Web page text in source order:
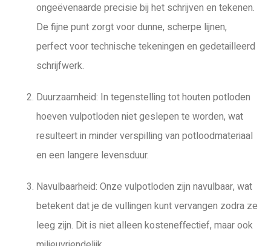
ongeëvenaarde precisie bij het schrijven en tekenen.
De fijne punt zorgt voor dunne, scherpe lijnen,
perfect voor technische tekeningen en gedetailleerd
schrijfwerk.
Duurzaamheid: In tegenstelling tot houten potloden
hoeven vulpotloden niet geslepen te worden, wat
resulteert in minder verspilling van potloodmateriaal
en een langere levensduur.
Navulbaarheid: Onze vulpotloden zijn navulbaar, wat
betekent dat je de vullingen kunt vervangen zodra ze
leeg zijn. Dit is niet alleen kosteneffectief, maar ook